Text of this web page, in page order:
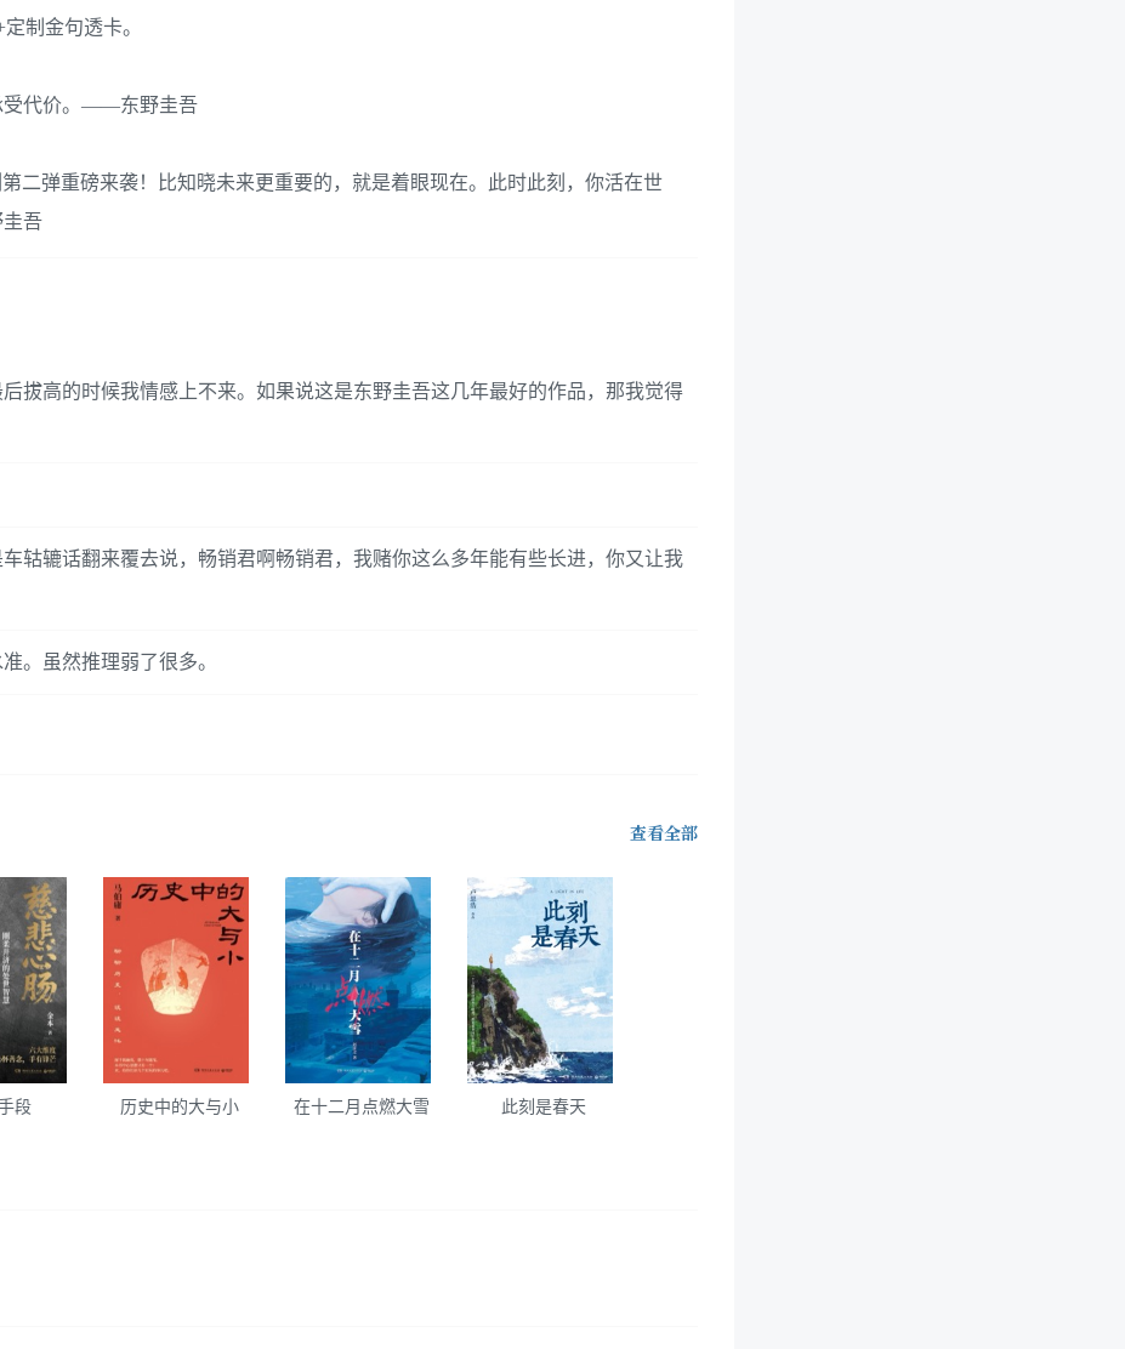
制金句透卡。
受代价。——东野圭吾
二弹重磅来袭！比知晓未来更重要的，就是着眼现在。此时此刻，你活在世
吾
拔高的时候我情感上不来。如果说这是东野圭吾这几年最好的作品，那我觉得
轱辘话翻来覆去说，畅销君啊畅销君，我赌你这么多年能有些长进，你又让我
。虽然推理弱了很多。
查看全部
段 历史中的大与小 在十二月点燃大雪 此刻是春天